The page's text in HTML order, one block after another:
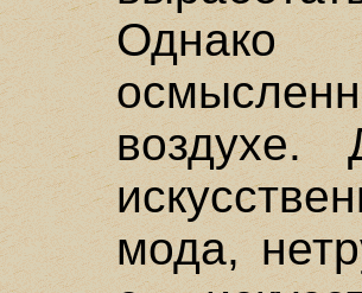
Однако
воздухе.
мода,